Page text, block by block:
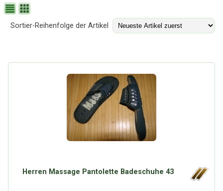
Sortier-Reihenfolge der Artikel
Herren Massage Pantolette Badeschuhe 43